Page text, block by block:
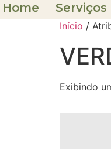
Home Serviços
Início /
Exibindo